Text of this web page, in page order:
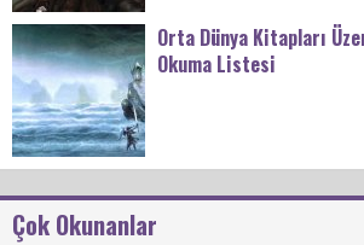
Orta Dünya Kitapları
Okuma Listesi
Çok Okunanlar